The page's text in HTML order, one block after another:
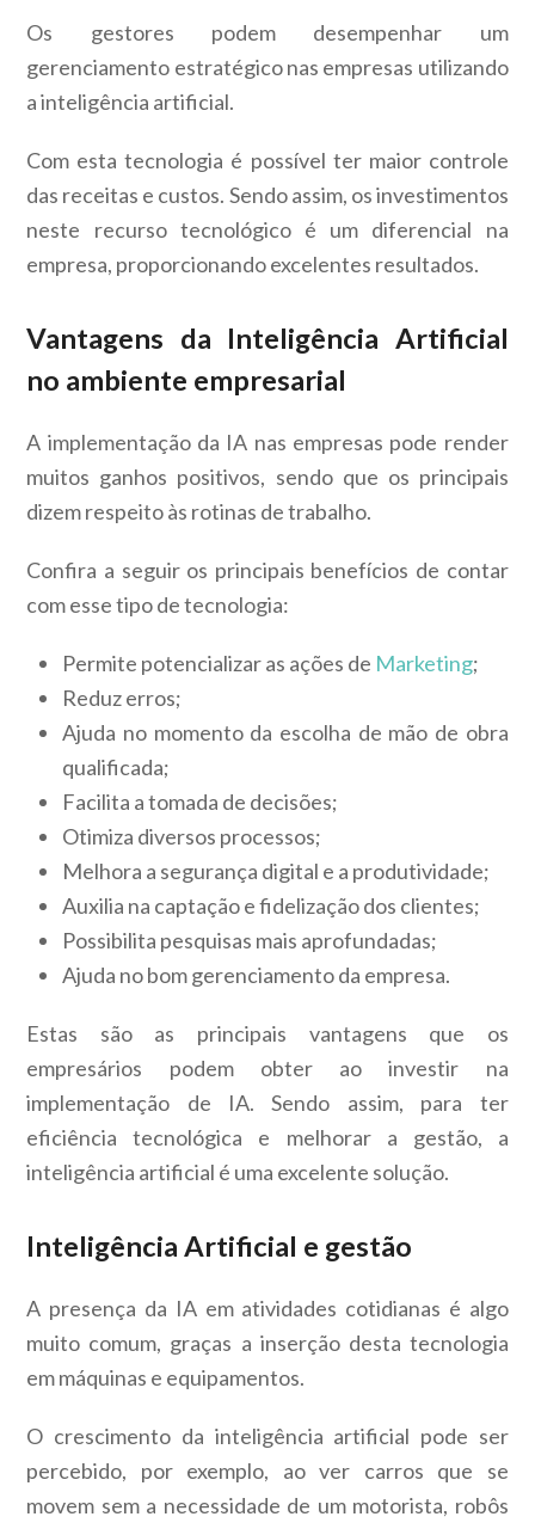
Os gestores podem desempenhar um
gerenciamento estratégico nas empresas utilizando
a inteligência artificial.
Com esta tecnologia é possível ter maior controle
das receitas e custos. Sendo assim, os investimentos
neste recurso tecnológico é um diferencial na
empresa, proporcionando excelentes resultados.
Vantagens da Inteligência Artificial
no ambiente empresarial
A implementação da IA nas empresas pode render
muitos ganhos positivos, sendo que os principais
dizem respeito às rotinas de trabalho.
Confira a seguir os principais benefícios de contar
com esse tipo de tecnologia:
Permite potencializar as ações de Marketing;
Reduz erros;
Ajuda no momento da escolha de mão de obra
qualificada;
Facilita a tomada de decisões;
Otimiza diversos processos;
Melhora a segurança digital e a produtividade;
Auxilia na captação e fidelização dos clientes;
Possibilita pesquisas mais aprofundadas;
Ajuda no bom gerenciamento da empresa.
Estas são as principais vantagens que os
empresários podem obter ao investir na
implementação de IA. Sendo assim, para ter
eficiência tecnológica e melhorar a gestão, a
inteligência artificial é uma excelente solução.
Inteligência Artificial e gestão
A presença da IA em atividades cotidianas é algo
muito comum, graças a inserção desta tecnologia
em máquinas e equipamentos.
O crescimento da inteligência artificial pode ser
percebido, por exemplo, ao ver carros que se
movem sem a necessidade de um motorista, robôs